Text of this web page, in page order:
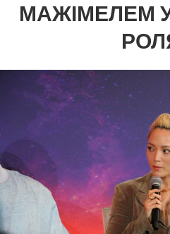
МАЖІМЕЛЕМ